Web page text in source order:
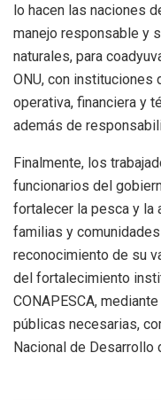
lo hacen las naciones
manejo responsable y
naturales, para
ONU, con instituciones
operativa, financiera y
además de
Finalmente, los
funcionarios del
fortalecer la pesca y la
familias y
reconocimiento de su
del fortalecimiento
CONAPESCA,
públicas necesarias,
Nacional de Desarrollo